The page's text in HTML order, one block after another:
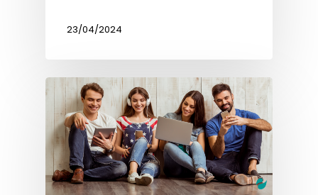
23/04/2024